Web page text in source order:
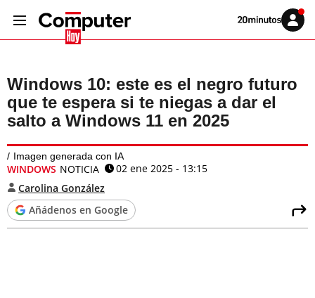
Volver
Iniciar
sesión
Windows 10: este es el negro futuro
que te espera si te niegas a dar el
salto a Windows 11 en 2025
Imagen generada con IA
WINDOWS NOTICIA
02 ene 2025 - 13:15
Carolina González
Añádenos en Google